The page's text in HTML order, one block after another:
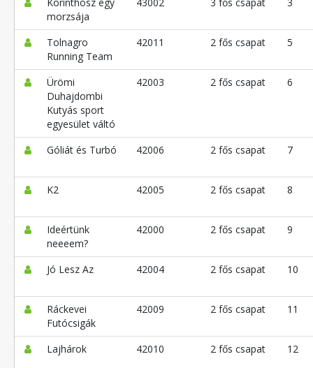
morzsája
Tolnagro
Running Team
42011 2 fős csapat 5
Ürömi
Duhajdombi
Kutyás sport
egyesület váltó
42003 2 fős csapat 6
Góliát és Turbó 42006 2 fős csapat 7
K2 42005 2 fős csapat 8
Ideértünk
neeeem?
42000 2 fős csapat 9
Jó Lesz Az 42004 2 fős csapat 10
Ráckevei
Futócsigák
42009 2 fős csapat 11
Lajhárok 42010 2 fős csapat 12